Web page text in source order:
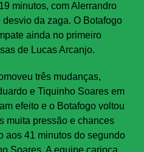
minutos, com Alerrandro
da zaga. O Botafogo
ainda no primeiro
de Lucas Arcanjo.
três mudanças,
e Tiquinho Soares em
efeito e o Botafogo voltou
muita pressão e chances
aos 41 minutos do segundo